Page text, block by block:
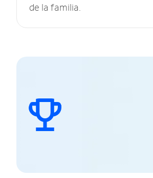
de la familia.